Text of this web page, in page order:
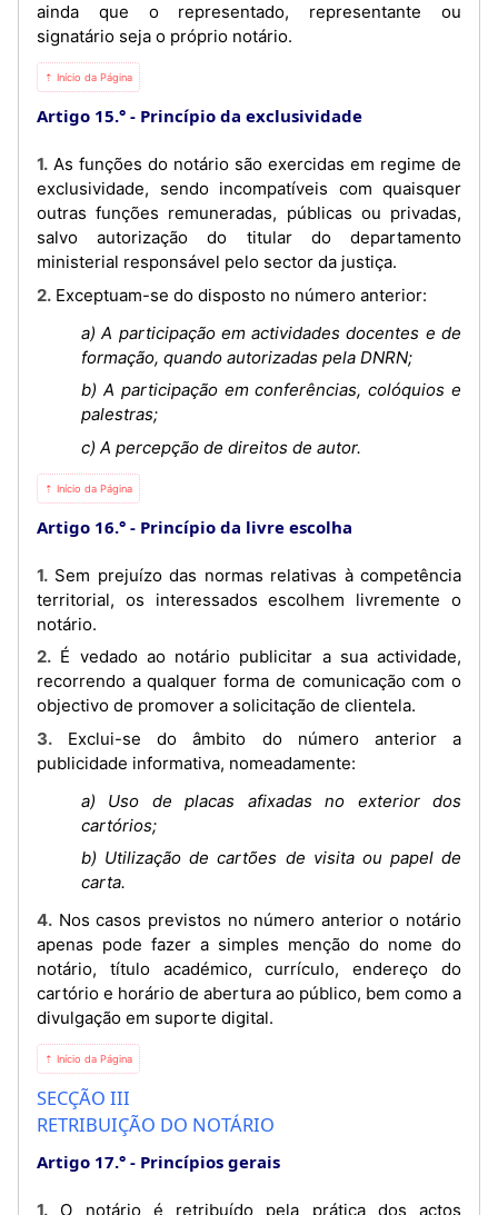
ainda que o representado, representante ou
signatário seja o próprio notário.
⇡ Início da Página
Artigo 15.° Princípio da exclusividade
1. As funções do notário são exercidas em regime de
exclusividade, sendo incompatíveis com quaisquer
outras funções remuneradas, públicas ou privadas,
salvo autorização do titular do departamento
ministerial responsável pelo sector da justiça.
2. Exceptuam-se do disposto no número anterior:
a) A participação em actividades docentes e de
formação, quando autorizadas pela DNRN;
b) A participação em conferências, colóquios e
palestras;
c) A percepção de direitos de autor.
⇡ Início da Página
Artigo 16.° Princípio da livre escolha
1. Sem prejuízo das normas relativas à competência
territorial, os interessados escolhem livremente o
notário.
2. É vedado ao notário publicitar a sua actividade,
recorrendo a qualquer forma de comunicação com o
objectivo de promover a solicitação de clientela.
3. Exclui-se do âmbito do número anterior a
publicidade informativa, nomeadamente:
a) Uso de placas afixadas no exterior dos
cartórios;
b) Utilização de cartões de visita ou papel de
carta.
4. Nos casos previstos no número anterior o notário
apenas pode fazer a simples menção do nome do
notário, título académico, currículo, endereço do
cartório e horário de abertura ao público, bem como a
divulgação em suporte digital.
⇡ Início da Página
SECÇÃO III
RETRIBUIÇÃO DO NOTÁRIO
Artigo 17.° Princípios gerais
1. O notário é retribuído pela prática dos actos